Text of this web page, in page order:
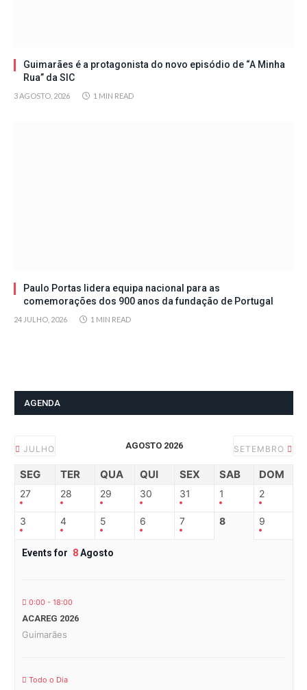
Guimarães é a protagonista do novo episódio de “A Minha
Rua” da SIC
3 AGOSTO, 2026 1 MIN READ
Paulo Portas lidera equipa nacional para as
comemorações dos 900 anos da fundação de Portugal
24 JULHO, 2026 1 MIN READ
AGENDA
JULHO AGOSTO 2026 SETEMBRO
SEG TER QUA QUI SEX SAB DOM
27 28 29 30 31 1 2
3 4 5 6 7 8 9
Events for 8Agosto
0:00 - 18:00
ACAREG 2026
Guimarães
Todo o Dia